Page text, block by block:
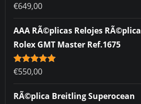
Rated5.00
out of 5
€649,00
AAA RÃ©plicas Relojes RÃ©plica
Rolex GMT Master Ref.1675
Rated5.00
out of 5
€550,00
RÃ©plica Breitling Superocean